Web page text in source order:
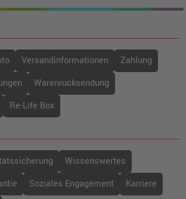
Versandinformationen
Zahlung
Warenrücksendung
Re-Life Box
Wissenswertes
Soziales Engagement
Karriere